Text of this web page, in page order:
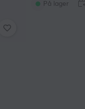
På lager